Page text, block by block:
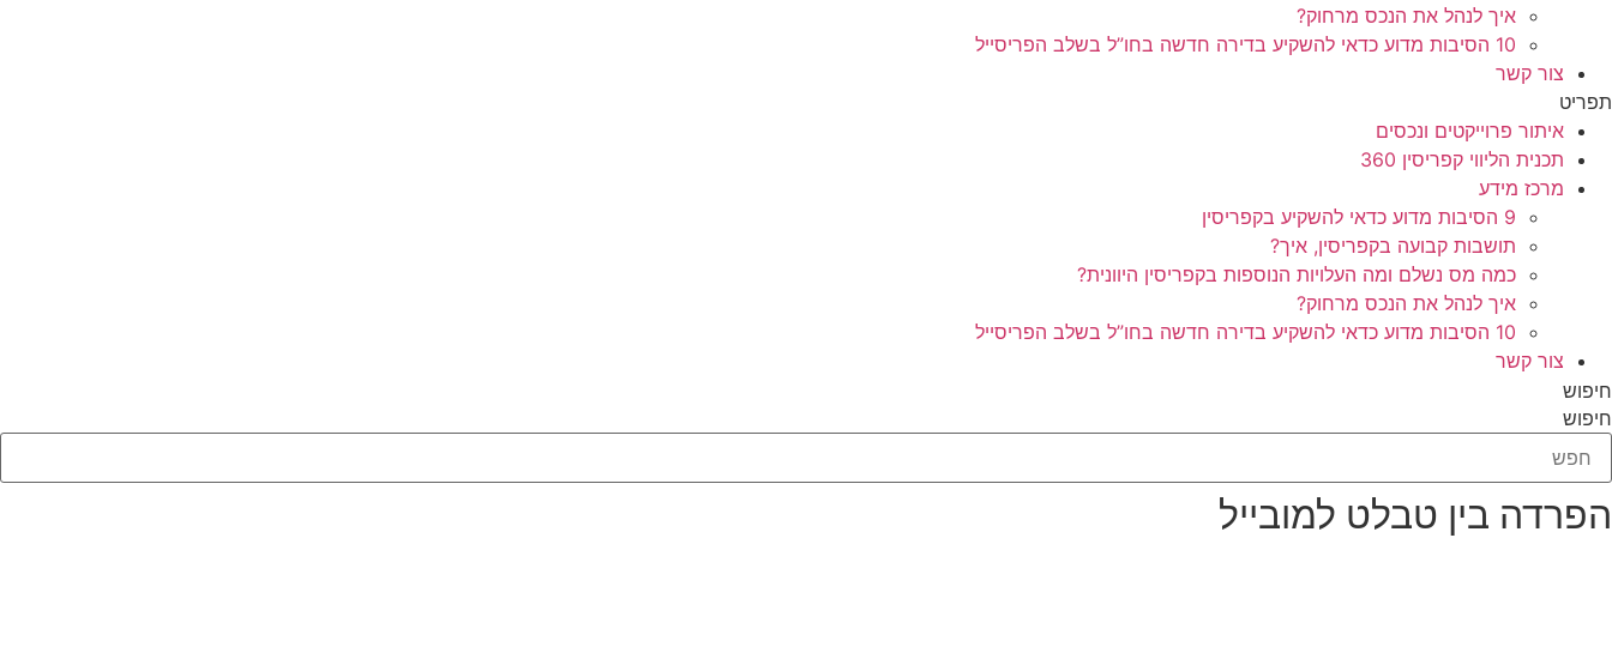
איך לנהל את הנכס מרחוק?
10 הסיבות מדוע כדאי להשקיע בדירה חדשה בחו”ל בשלב הפריסייל
צור קשר
תפריט
איתור פרוייקטים ונכסים
תכנית הליווי קפריסין 360
מרכז מידע
9 הסיבות מדוע כדאי להשקיע בקפריסין
תושבות קבועה בקפריסין, איך?
כמה מס נשלם ומה העלויות הנוספות בקפריסין היוונית?
איך לנהל את הנכס מרחוק?
10 הסיבות מדוע כדאי להשקיע בדירה חדשה בחו”ל בשלב הפריסייל
צור קשר
חיפוש
חיפוש
הפרדה בין טבלט למובייל